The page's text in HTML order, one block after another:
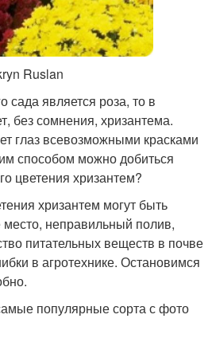
Ruslan
сада является роза, то в
без сомнения, хризантема.
глаз всевозможными красками
способом можно добиться
цветения хризантем?
хризантем могут быть
неправильный полив,
питательных веществ в почве
в агротехнике. Остановимся
популярные сорта с фото